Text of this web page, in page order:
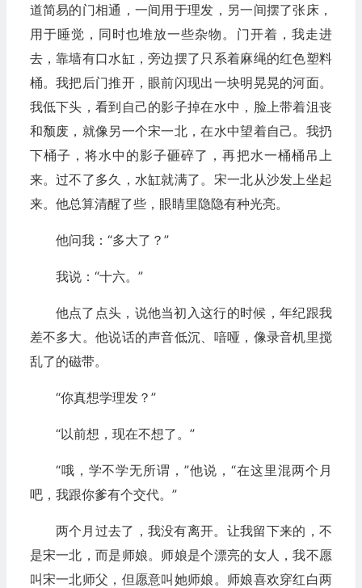
道简易的门相通，一间用于理发，另一间摆了张床，
用于睡觉，同时也堆放一些杂物。门开着，我走进
去，靠墙有口水缸，旁边摆了只系着麻绳的红色塑料
桶。我把后门推开，眼前闪现出一块明晃晃的河面。
我低下头，看到自己的影子掉在水中，脸上带着沮丧
和颓废，就像另一个宋一北，在水中望着自己。我扔
下桶子，将水中的影子砸碎了，再把水一桶桶吊上
来。过不了多久，水缸就满了。宋一北从沙发上坐起
来。他总算清醒了些，眼睛里隐隐有种光亮。
他问我：“多大了？”
我说：“十六。”
他点了点头，说他当初入这行的时候，年纪跟我
差不多大。他说话的声音低沉、喑哑，像录音机里搅
乱了的磁带。
“你真想学理发？”
“以前想，现在不想了。”
“哦，学不学无所谓，”他说，“在这里混两个月
吧，我跟你爹有个交代。”
两个月过去了，我没有离开。让我留下来的，不
是宋一北，而是师娘。师娘是个漂亮的女人，我不愿
叫宋一北师父，但愿意叫她师娘。师娘喜欢穿红白两